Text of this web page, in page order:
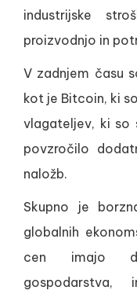
industrijske
proizvodnjo in
V zadnjem času
kot je Bitcoin, ki
vlagateljev, ki so
povzročilo
naložb.
Skupno je
globalnih
cen imajo
gospodarstva,